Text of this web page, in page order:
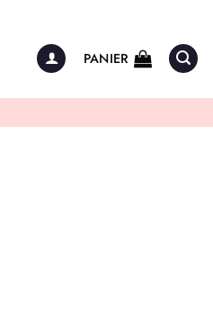
PANIER